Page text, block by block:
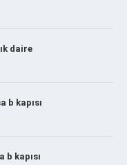
daire
b kapısı
b kapısı